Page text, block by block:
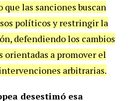
que las sanciones buscan
políticos y restringir la
defendiendo los cambios
orientadas a promover el
arbitrarias.
desestimó esa